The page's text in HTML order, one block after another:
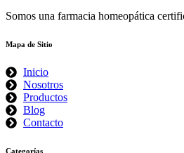
Somos una farmacia homeopática
Mapa de Sitio
Inicio
Nosotros
Productos
Blog
Contacto
Categorías